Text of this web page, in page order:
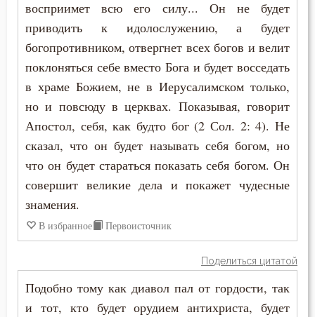
Ссора
Страдание
Страх
Страх смерти
Страшный суд
Счастье
восприимет всю его силу... Он не будет
приводить к идолослужению, а будет
богопротивником, отвергнет всех богов и велит
поклоняться себе вместо Бога и будет восседать
в храме Божием, не в Иерусалимском только,
но и повсюду в церквах. Показывая, говорит
Апостол, себя, как будто бог (2 Сол. 2: 4). Не
сказал, что он будет называть себя богом, но
что он будет стараться показать себя богом. Он
совершит великие дела и покажет чудесные
знамения.
В избранное Первоисточник
Поделиться цитатой
Подобно тому как диавол пал от гордости, так
и тот, кто будет орудием антихриста, будет